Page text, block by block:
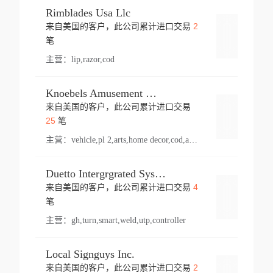
Rimblades Usa Llc
来自美国的客户，此公司累计进口交易 2
笔
主营： lip,razor,cod
Knoebels Amusement Resort
来自美国的客户，此公司累计进口交易
25笔
主营： vehicle,pl 2,arts,home decor,cod,amusement ride,sea
Duetto Intergrgrated Systems Inc.
来自美国的客户，此公司累计进口交易 4
笔
主营： gh,turn,smart,weld,utp,controller
Local Signguys Inc.
来自美国的客户，此公司累计进口交易 2